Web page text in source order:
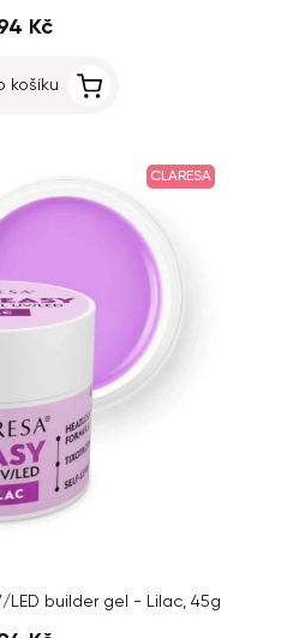
Kč
košíku
CLARESA
LED builder gel - Lilac, 45g